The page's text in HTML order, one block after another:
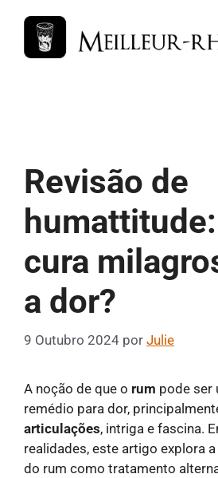
Revisão de
cura
a dor?
9 Outubro 2024 por Julie
A noção de que o rum pode ser
remédio para dor,
articulações, intriga e fascina.
realidades, este artigo explora
do rum como tratamento